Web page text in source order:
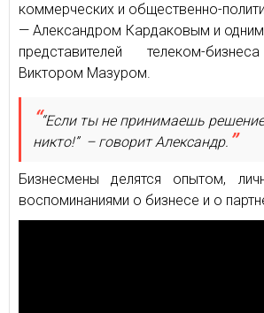
коммерческих и общественно-
— Александром Кардаковым и
представителей телеком-
Виктором Мазуром.
“Если ты не принимаешь
никто!” – говорит Александр.
Бизнесмены делятся опытом,
воспоминаниями о бизнесе и о